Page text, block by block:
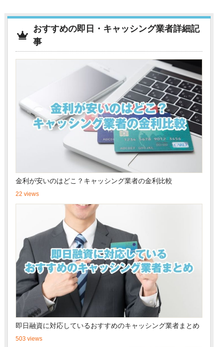
おすすめの即日・キャッシング業者詳細記
事
金利が安いのはどこ？キャッシング業者の金利比較
22 views
即日融資に対応しているおすすめのキャッシング業者まとめ
503 views